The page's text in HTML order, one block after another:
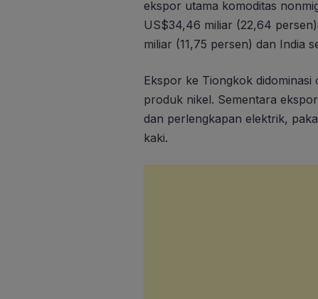
ekspor utama komoditas
US$34,46 miliar (22,64
miliar (11,75 persen) dan India
Ekspor ke Tiongkok
produk nikel. Sementara
dan perlengkapan elektrik,
kaki.